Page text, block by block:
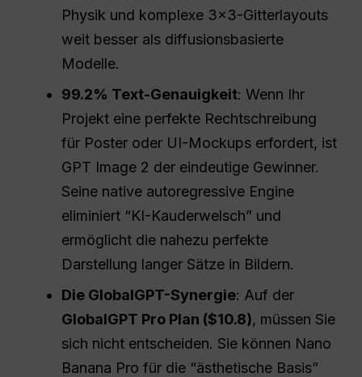
Physik und komplexe 3×3-Gitterlayouts
weit besser als diffusionsbasierte
Modelle.
99.2% Text-Genauigkeit: Wenn Ihr
Projekt eine perfekte Rechtschreibung
für Poster oder UI-Mockups erfordert, ist
GPT Image 2 der eindeutige Gewinner.
Seine native autoregressive Engine
eliminiert “KI-Kauderwelsch” und
ermöglicht die nahezu perfekte
Darstellung langer Sätze in Bildern.
Die GlobalGPT-Synergie: Auf der
GlobalGPT Pro Plan ($10.8), müssen Sie
sich nicht entscheiden. Sie können Nano
Banana Pro für die “ästhetische Basis”